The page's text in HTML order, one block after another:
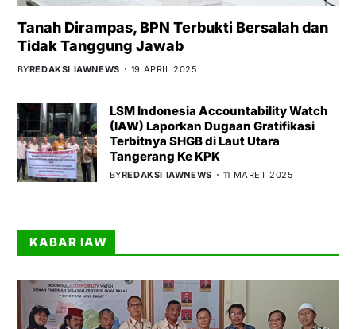
Tanah Dirampas, BPN Terbukti Bersalah dan
Tidak Tanggung Jawab
BYREDAKSI IAWNEWS 19 APRIL 2025
LSM Indonesia Accountability Watch
(IAW) Laporkan Dugaan Gratifikasi
Terbitnya SHGB di Laut Utara
Tangerang Ke KPK
BYREDAKSI IAWNEWS 11 MARET 2025
KABAR IAW